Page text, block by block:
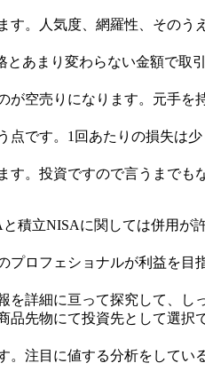
。人気度、網羅性、その
あまり変わらない金額で取
空売りになります。元手
です。1回あたりの損失は
。投資ですので言うまで
積立NISAに関しては併用が
ロフェショナルが利益を
詳細に亘って探究して、し
先物にて投資先として選択
注目に値する分析をしてい